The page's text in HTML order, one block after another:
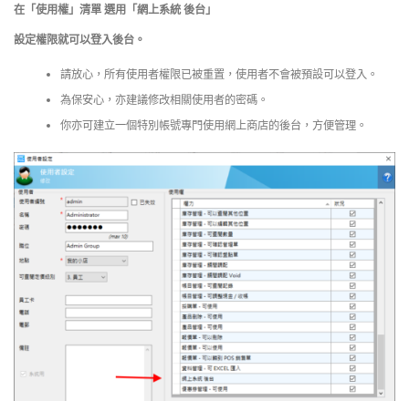
在「使用權」清單 選用「網上系統 後台」
設定權限就可以登入後台。
請放心，所有使用者權限已被重置，使用者不會被預設可以登入。
為保安心，亦建議修改相關使用者的密碼。
你亦可建立一個特別帳號專門使用網上商店的後台，方便管理。